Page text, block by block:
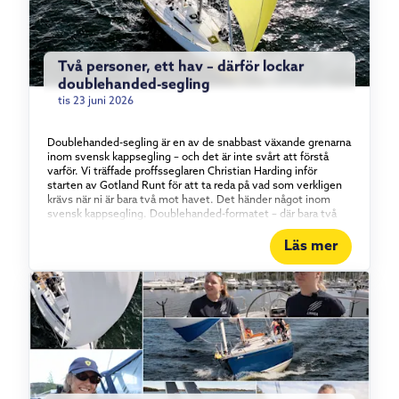
Två personer, ett hav – därför lockar
doublehanded-segling
tis 23 juni 2026
Doublehanded-segling är en av de snabbast växande grenarna
inom svensk kappsegling – och det är inte svårt att förstå
varför. Vi träffade proffsseglaren Christian Harding inför
starten av Gotland Runt för att ta reda på vad som verkligen
krävs när ni är bara två mot havet. Det händer något inom
svensk kappsegling. Doublehanded-formatet – där bara två
personer bemannar båten – har vuxit stadigt under det
senaste och ett halvt decenniet, och intresset visar inga
tecken på att mattas av. Vi tog en tur med proffsseglaren
Christian Harding, som i år seglar Gotland Runt tillsammans
med äventyraren Aron Andersson ombord på vår Elan 310
Groundbreaker. Vad det egentligen är som lockar med att
segla kortbemannat – och vad som krävs för att göra det bra.
Konstant i rörelse För Christian Harding handlar tjusningen
om tempot. I en båt med full besättning kan långa perioder gå
utan att varje enskild besättningsmedlem behöver göra
något. Doublehanded är raka motsatsen. – Det är aldrig någon
vila – det är det som är så kul, säger han. Det innebär förstås
Läs mer